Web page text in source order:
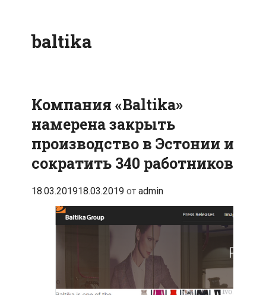
baltika
Компания «Baltika»
намерена закрыть
производство в Эстонии и
сократить 340 работников
18.03.201918.03.2019 от admin